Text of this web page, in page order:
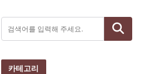
검색
카테고리